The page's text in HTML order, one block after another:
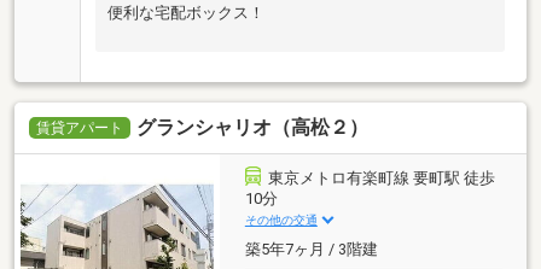
便利な宅配ボックス！
賃貸アパート グランシャリオ（高松２）
東京メトロ有楽町線 要町駅 徒歩
10分
その他の交通
築5年7ヶ月 / 3階建